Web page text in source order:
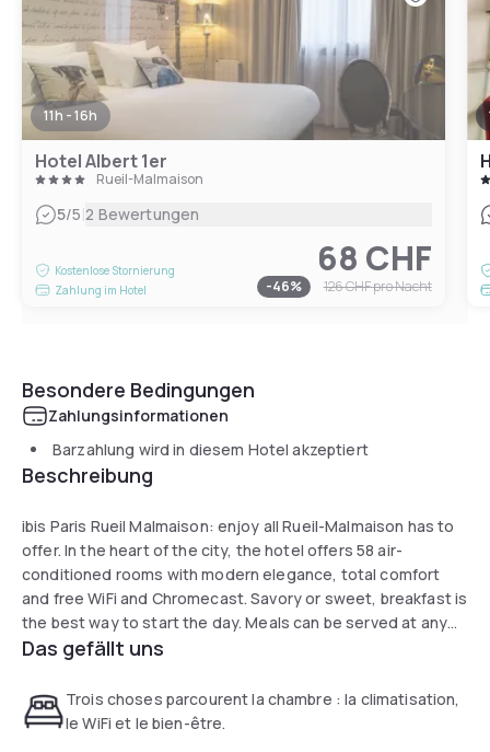
11h - 16h
Hotel Albert 1er
Rueil-Malmaison
5/5|2 Bewertungen
Kostenlose Stornierung
Zahlung im Hotel
68 CHF
-46% 126 CHFpro Nacht
Besondere Bedingungen
Zahlungsinformationen
Barzahlung wird in diesem Hotel akzeptiert
Beschreibung
ibis Paris Rueil Malmaison: enjoy all Rueil-Malmaison has to
offer. In the heart of the city, the hotel offers 58 air-
conditioned rooms with modern elegance, total comfort
and free WiFi and Chromecast. Savory or sweet, breakfast is
the best way to start the day. Meals can be served at any
time of the day. For business or leisure, ibis Paris Rueil
Das gefällt uns
Trois choses parcourent la chambre : la climatisation,
le WiFi et le bien-être.